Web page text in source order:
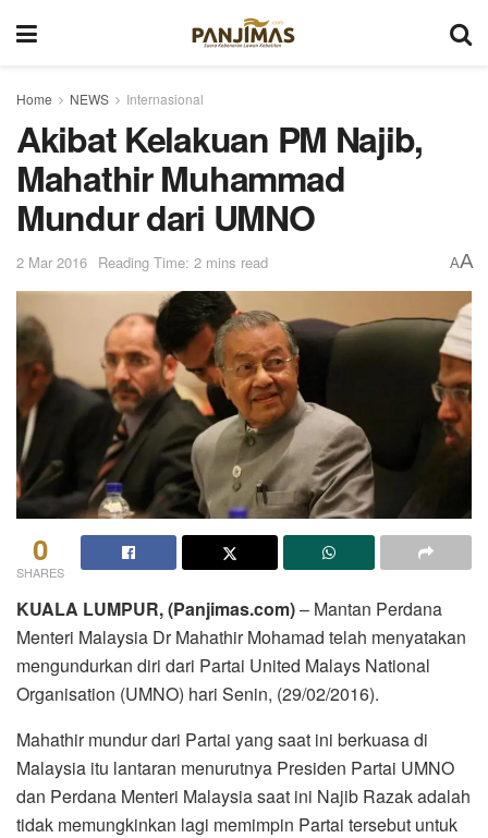
Home NEWS Internasional
Akibat Kelakuan PM Najib,
Mahathir Muhammad
Mundur dari UMNO
2 Mar 2016 Reading Time: 2 mins read AA
0
SHARES
KUALA LUMPUR, (Panjimas.com)– Mantan Perdana
Menteri Malaysia Dr Mahathir Mohamad telah menyatakan
mengundurkan diri dari Partai United Malays National
Organisation (UMNO) hari Senin, (29/02/2016).
Mahathir mundur dari Partai yang saat ini berkuasa di
Malaysia itu lantaran menurutnya Presiden Partai UMNO
dan Perdana Menteri Malaysia saat ini Najib Razak adalah
tidak memungkinkan lagi memimpin Partai tersebut untuk